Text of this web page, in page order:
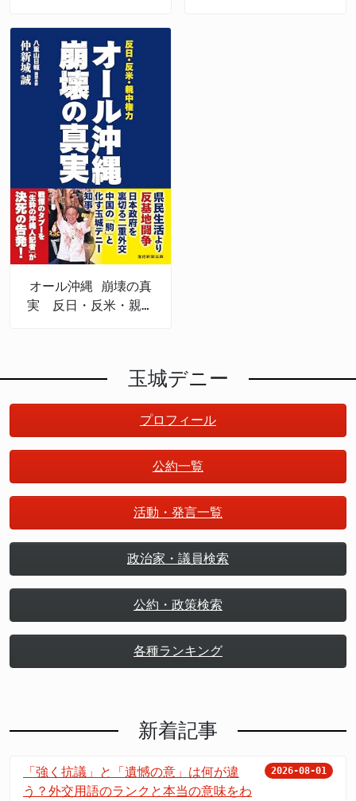
オール沖縄 崩壊の真
実 反日・反米・親中
玉城デニー
プロフィール
公約一覧
活動・発言一覧
政治家・議員検索
公約・政策検索
各種ランキング
新着記事
「強く抗議」と「遺憾の意」は何が違
う？外交用語のランクと本当の意味をわ
2026-08-01